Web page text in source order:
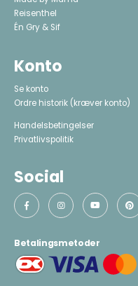
Reisenthel
Én Gry & Sif
Konto
Se konto
Ordre historik (kræver konto)
Handelsbetingelser
Privatlivspolitik
Social
Betalingsmetoder